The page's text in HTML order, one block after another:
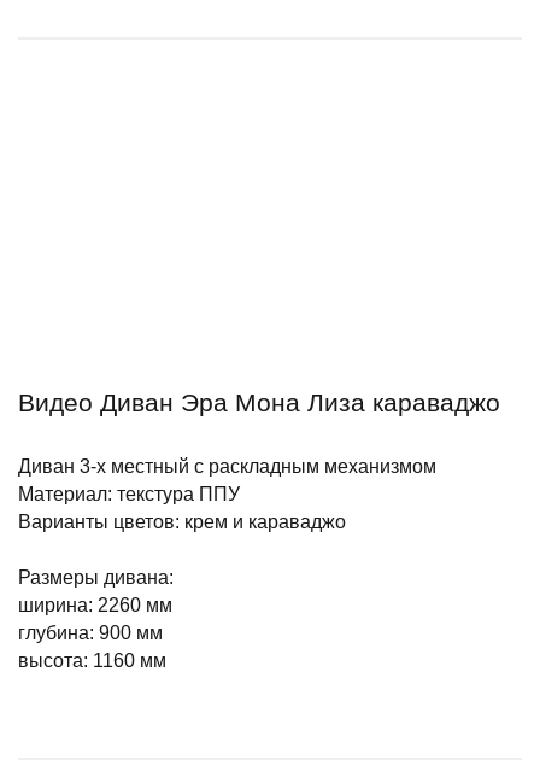
Видео Диван Эра Мона Лиза караваджо
Диван 3-х местный с раскладным механизмом
Материал: текстура ППУ
Варианты цветов: крем и караваджо
Размеры дивана:
ширина: 2260 мм
глубина: 900 мм
высота: 1160 мм